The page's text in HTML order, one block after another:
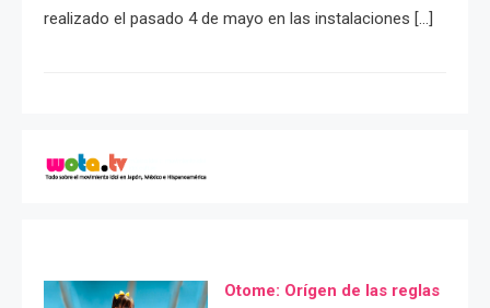
realizado el pasado 4 de mayo en las instalaciones […]
Otome: Orígen de las reglas